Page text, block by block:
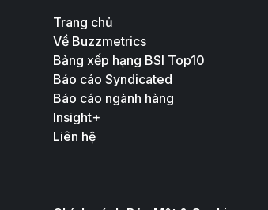
Trang chủ
Về Buzzmetrics
Bảng xếp hạng BSI Top10
Báo cáo Syndicated
Báo cáo ngành hàng
Insight+
Liên hệ